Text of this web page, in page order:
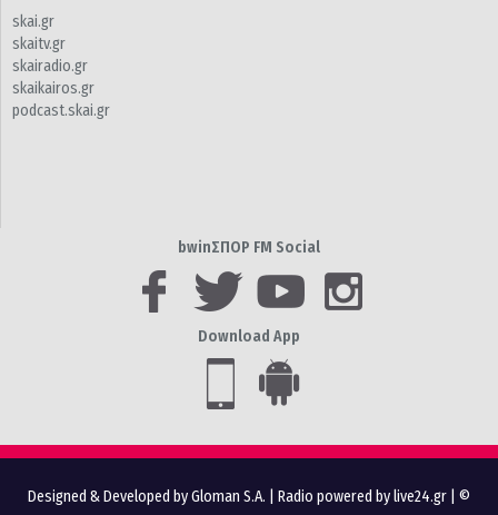
skai.gr
skaitv.gr
skairadio.gr
skaikairos.gr
podcast.skai.gr
bwinΣΠΟΡ FM Social
Download App
Designed & Developed by Gloman S.A. Radio powered by live24.gr | ©